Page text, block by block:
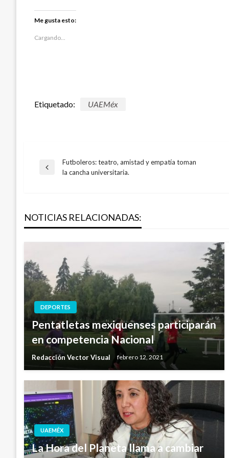
en
Twitter
(Se
en
en
Facebook
(Se
Me gusta esto:
Cargando...
Etiquetado: UAEMéx
Navegación
entradas
Entrada
Futboleros: teatro, amistad y empatía toman
la cancha universitaria.
NOTICIAS RELACIONADAS:
DEPORTES
Pentatletas mexiquenses participarán
en competencia Nacional
Redacción Vector Visual febrero 12, 2021
UAEMÉX
La Hora del Planeta llama a cambiar